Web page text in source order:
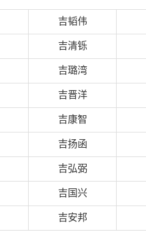
吉韬伟
吉清铄
吉璐湾
吉晋洋
吉康智
吉扬函
吉弘弼
吉国兴
吉安邦